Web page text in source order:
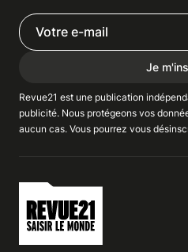
Je
Revue21 est une publication
publicité. Nous protégeons vos
aucun cas. Vous pourrez vous